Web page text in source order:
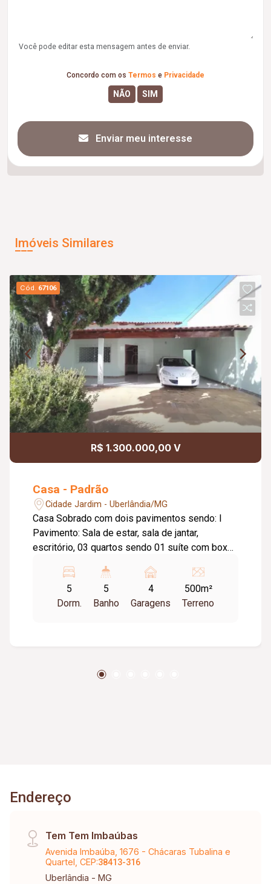
Você pode editar esta mensagem antes de enviar.
Concordo com os Termos e Privacidade
Enviar meu interesse
Imóveis Similares
Cód. 67106
R$ 1.300.000,00 V
Casa - Padrão
Cidade Jardim - Uberlândia/MG
Casa Sobrado com dois pavimentos sendo: I
Pavimento: Sala de estar, sala de jantar,
escritório, 03 quartos sendo 01 suíte com box
ventilador de teto, piso laminado em madeira,
Banheiro social com armário e box blindex,
lavabo, cozinha planejada com armários e mesa
churrasqueira, canil, 04 vagas de garagem sendo
5
Dorm.
5
Banho
4
Garagens
500m²
Terreno
Endereço
Tem Tem Imbaúbas
Avenida Imbaúba, 1676 - Chácaras Tubalina e
Quartel, CEP:38413-316
Uberlândia - MG